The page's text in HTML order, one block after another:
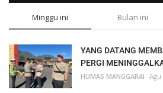
Minggu ini Bulan ini
YANG DATANG
PERGI
HUMAS MANGGARAI Agu